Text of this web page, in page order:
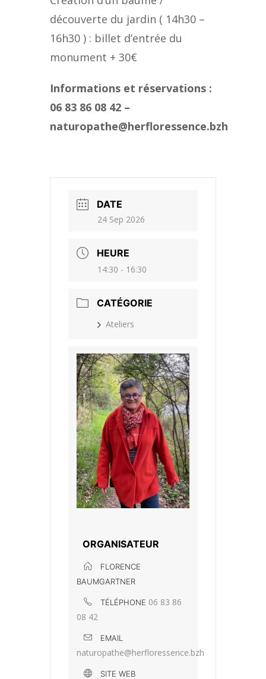
découverte du jardin ( 14h30 –
16h30 ) : billet d’entrée du
monument + 30€
Informations et réservations :
06 83 86 08 42 –
naturopathe@herfloressence.bzh
DATE
24 Sep 2026
HEURE
14:30 - 16:30
CATÉGORIE
Ateliers
ORGANISATEUR
FLORENCE
BAUMGARTNER
TÉLÉPHONE 06 83 86
08 42
EMAIL
naturopathe@herfloressence.bzh
SITE WEB